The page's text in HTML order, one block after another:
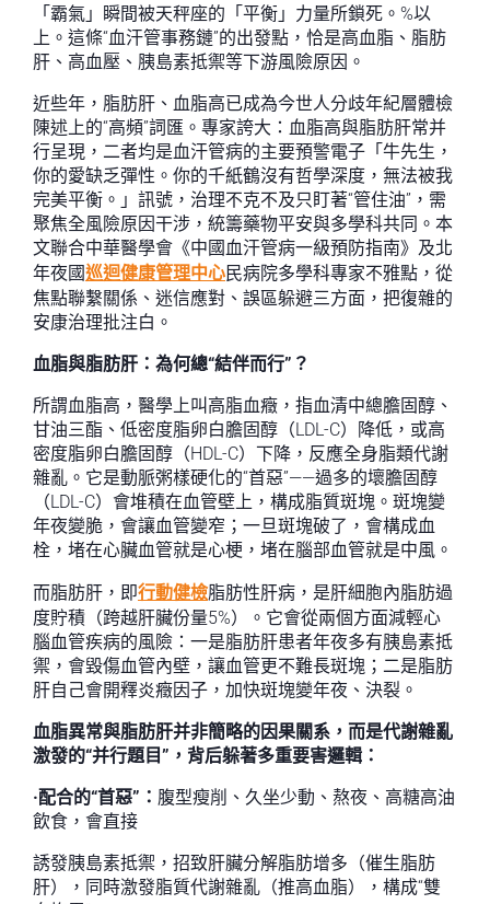
「霸氣」瞬間被天秤座的「平衡」力量所鎖死。%以
上。這條“血汗管事務鏈”的出發點，恰是高血脂、脂肪
肝、高血壓、胰島素抵禦等下游風險原因。
近些年，脂肪肝、血脂高已成為今世人分歧年紀層體檢
陳述上的“高頻”詞匯。專家誇大：血脂高與脂肪肝常并
行呈現，二者均是血汗管病的主要預警電子「牛先生，
你的愛缺乏彈性。你的千紙鶴沒有哲學深度，無法被我
完美平衡。」訊號，治理不克不及只盯著“管住油”，需
聚焦全風險原因干涉，統籌藥物平安與多學科共同。本
文聯合中華醫學會《中國血汗管病一級預防指南》及北
年夜國巡迴健康管理中心民病院多學科專家不雅點，從
焦點聯繫關係、迷信應對、誤區躲避三方面，把復雜的
安康治理批注白。
血脂與脂肪肝：為何總“結伴而行”？
所謂血脂高，醫學上叫高脂血癥，指血清中總膽固醇、
甘油三酯、低密度脂卵白膽固醇（LDL-C）降低，或高
密度脂卵白膽固醇（HDL-C）下降，反應全身脂類代謝
雜亂。它是動脈粥樣硬化的“首惡”——過多的壞膽固醇
（LDL-C）會堆積在血管壁上，構成脂質斑塊。斑塊變
年夜變脆，會讓血管變窄；一旦斑塊破了，會構成血
栓，堵在心臟血管就是心梗，堵在腦部血管就是中風。
而脂肪肝，即行動健檢脂肪性肝病，是肝細胞內脂肪過
度貯積（跨越肝臟份量5%）。它會從兩個方面減輕心
腦血管疾病的風險：一是脂肪肝患者年夜多有胰島素抵
禦，會毀傷血管內壁，讓血管更不難長斑塊；二是脂肪
肝自己會開釋炎癥因子，加快斑塊變年夜、決裂。
血脂異常與脂肪肝并非簡略的因果關系，而是代謝雜亂
激發的“并行題目”，背后躲著多重要害邏輯：
·配合的“首惡”： 腹型瘦削、久坐少動、熬夜、高糖高油
飲食，會直接
誘發胰島素抵禦，招致肝臟分解脂肪增多（催生脂肪
肝），同時激發脂質代謝雜亂（推高血脂），構成“雙